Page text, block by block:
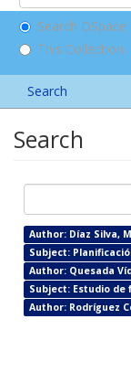
Search DSpace
This Collection
Search
Search
Author: Díaz Silva,
Subject:
Author: Quesada
Subject: Estudio de
Author: Rodríguez